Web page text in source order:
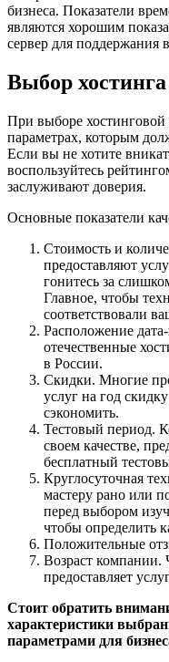
бизнеса. Показатели
являются хорошим
сервер для поддержания
Выбор хостинга
При выборе
параметрах, которым
Если вы не хотите
воспользуйтесь
заслуживают доверия.
Основные показатели
Стоимость и
предоставляют
гонитесь за
Главное, чтобы
соответствовали
Расположение
отечественные
в России.
Скидки. Многие
услуг на год
сэкономить.
Тестовый период.
своем качестве,
бесплатный
Круглосуточная
мастеру рано или
перед выбором
чтобы определить
Положительные
Возраст компании.
предоставляет
Стоит обратить
характеристики
параметрами для